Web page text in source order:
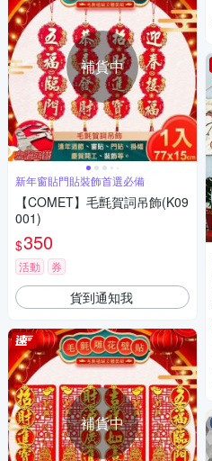
補貨中
新年窗貼門貼裝飾首選必備
【COMET】毛氈賀詞吊飾(K09
001)
$350
活動 券
貨到通知我
補貨中